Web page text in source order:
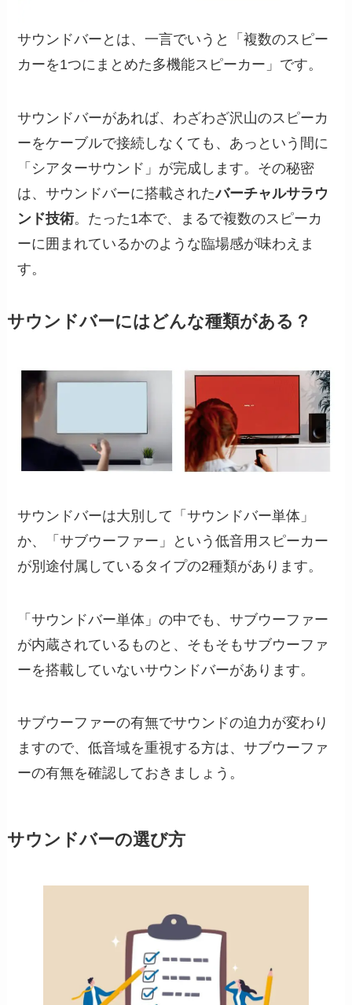
サウンドバーとは、一言でいうと「複数のスピー
カーを1つにまとめた多機能スピーカー」です。
サウンドバーがあれば、わざわざ沢山のスピーカ
ーをケーブルで接続しなくても、あっという間に
「シアターサウンド」が完成します。その秘密
は、サウンドバーに搭載されたバーチャルサラウ
ンド技術。たった1本で、まるで複数のスピーカ
ーに囲まれているかのような臨場感が味わえま
す。
サウンドバーにはどんな種類がある？
サウンドバーは大別して「サウンドバー単体」
か、「サブウーファー」という低音用スピーカー
が別途付属しているタイプの2種類があります。
「サウンドバー単体」の中でも、サブウーファー
が内蔵されているものと、そもそもサブウーファ
ーを搭載していないサウンドバーがあります。
サブウーファーの有無でサウンドの迫力が変わり
ますので、低音域を重視する方は、サブウーファ
ーの有無を確認しておきましょう。
サウンドバーの選び方